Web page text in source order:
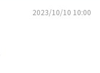
2023/10/10 10:00